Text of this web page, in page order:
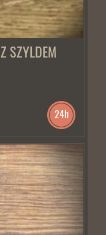
SZYLDEM
24h